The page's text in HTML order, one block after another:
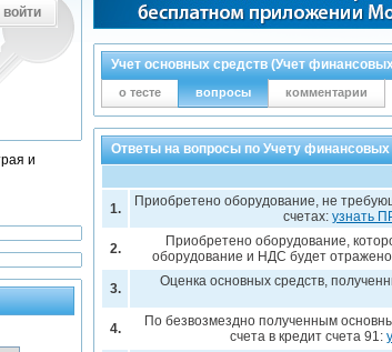
Учет основных средств (Учет
о тесте вопросы комментарии
Ответы на вопросы по Учету финансовых
1.
Приобретено оборудование, не
счетах: узнать
2.
Приобретено оборудование,
оборудование и НДС будет отражено
3. Оценка основных средств,
4.
По безвозмездно полученным
счета в кредит счета 91:
войти
и